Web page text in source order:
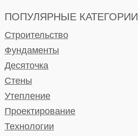
ПОПУЛЯРНЫЕ КАТЕГОРИИ
Строительство
Фундаменты
Десяточка
Стены
Утепление
Проектирование
Технологии